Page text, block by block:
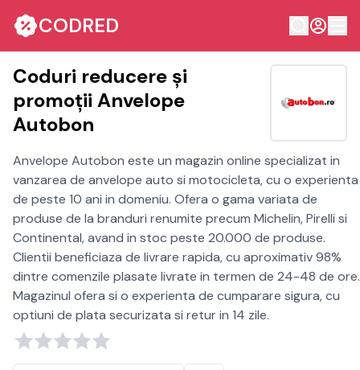
CODRED
Coduri reducere și
promoții Anvelope
Autobon
Anvelope Autobon este un magazin online specializat in
vanzarea de anvelope auto si motocicleta, cu o experienta
de peste 10 ani in domeniu. Ofera o gama variata de
produse de la branduri renumite precum Michelin, Pirelli si
Continental, avand in stoc peste 20.000 de produse.
Clientii beneficiaza de livrare rapida, cu aproximativ 98%
dintre comenzile plasate livrate in termen de 24-48 de ore.
Magazinul ofera si o experienta de cumparare sigura, cu
optiuni de plata securizata si retur in 14 zile.